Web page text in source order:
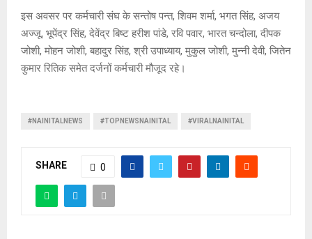
इस अवसर पर कर्मचारी संघ के सन्तोष पन्त, शिवम शर्मा, भगत सिंह, अजय
अज्जू, भूपेंद्र सिंह, देवेंद्र बिष्ट हरीश पांडे, रवि पवार, भारत चन्दोला, दीपक
जोशी, मोहन जोशी, बहादुर सिंह, श्री उपाध्याय, मुकुल जोशी, मुन्नी देवी, जितेन
कुमार रितिक समेत दर्जनों कर्मचारी मौजूद रहे।
#NAINITALNEWS #TOPNEWSNAINITAL #VIRALNAINITAL
SHARE 0